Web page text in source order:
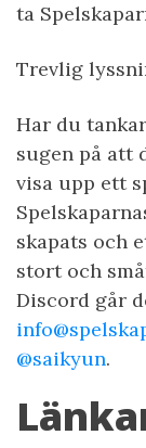
ta
Trevlig
Har du
sugen på att
visa upp ett
skapats och
stort och
Discord går
@saikyun.